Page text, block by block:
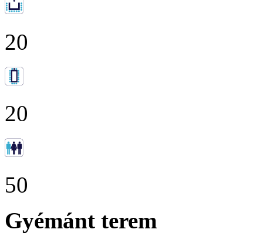
20
20
50
Gyémánt terem